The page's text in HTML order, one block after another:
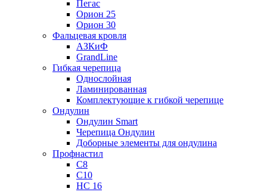
Пегас
Орион 25
Орион 30
Фальцевая кровля
АЗКиФ
GrandLine
Гибкая черепица
Однослойная
Ламинированная
Комплектующие к гибкой черепице
Ондулин
Ондулин Smart
Черепица Ондулин
Доборные элементы для ондулина
Профнастил
С8
С10
НС 16